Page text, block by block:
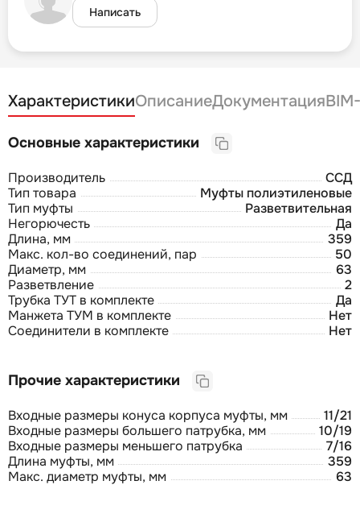
Написать
ХарактеристикиОписаниеДокументация
Основные характеристики
Производитель
ССД
Тип товара
Муфты полиэтиленовые
Тип муфты
Разветвительная
Негорючесть
Да
Длина, мм
359
Макс. кол-во соединений, пар
50
Диаметр, мм
63
Разветвление
2
Трубка ТУТ в комплекте
Да
Манжета ТУМ в комплекте
Нет
Соединители в комплекте
Нет
Прочие характеристики
Входные размеры конуса корпуса муфты, мм
11/21
Входные размеры большего патрубка, мм
10/19
Входные размеры меньшего патрубка
7/16
Длина муфты, мм
359
Макс. диаметр муфты, мм
63